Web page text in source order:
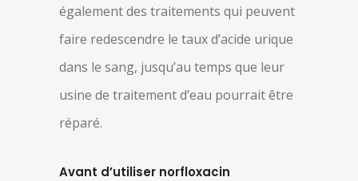
également des traitements qui peuvent
faire redescendre le taux d’acide urique
dans le sang, jusqu’au temps que leur
usine de traitement d’eau pourrait être
réparé.
Avant d’utiliser norfloxacin